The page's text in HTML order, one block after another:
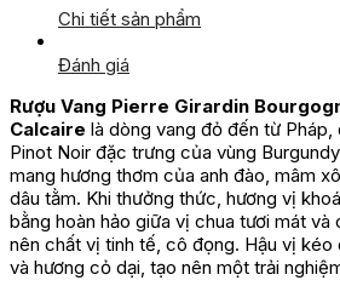
Chi tiết sản phẩm
Đánh giá
Rượu Vang Pierre Girardin
Calcaire là dòng vang đỏ đến từ
Pinot Noir đặc trưng của vùng
mang hương thơm của anh đào, mâm
dâu tằm. Khi thưởng thức, hương vị
bằng hoàn hảo giữa vị chua tươi mát và
nên chất vị tinh tế, cô đọng. Hậu vị kéo
và hương cỏ dại, tạo nên một trải